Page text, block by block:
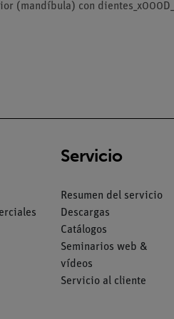
(mandíbula) con dientes_x000D_
Servicio
Resumen del servicio
Descargas
Catálogos
Seminarios web &
vídeos
Servicio al cliente